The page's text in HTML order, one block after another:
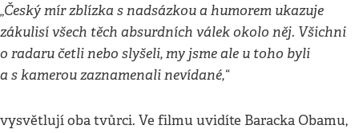
„Český mír zblízka s nadsázkou a humorem ukazuje
zákulisí všech těch absurdních válek okolo něj. Všichni
o radaru četli nebo slyšeli, my jsme ale u toho byli
a s kamerou zaznamenali nevídané,“
vysvětlují oba tvůrci. Ve filmu uvidíte Baracka Obamu,